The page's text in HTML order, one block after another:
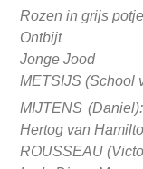
Rozen in grijs potje
Ontbijt
Jonge Jood
METSIJS (School
MIJTENS
Hertog van
ROUSSEAU